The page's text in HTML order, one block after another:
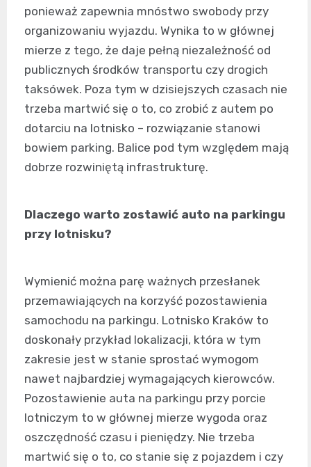
ponieważ zapewnia mnóstwo swobody przy
organizowaniu wyjazdu. Wynika to w głównej
mierze z tego, że daje pełną niezależność od
publicznych środków transportu czy drogich
taksówek. Poza tym w dzisiejszych czasach nie
trzeba martwić się o to, co zrobić z autem po
dotarciu na lotnisko – rozwiązanie stanowi
bowiem parking. Balice pod tym względem mają
dobrze rozwiniętą infrastrukturę.
Dlaczego warto zostawić auto na parkingu
przy lotnisku?
Wymienić można parę ważnych przesłanek
przemawiających na korzyść pozostawienia
samochodu na parkingu. Lotnisko Kraków to
doskonały przykład lokalizacji, która w tym
zakresie jest w stanie sprostać wymogom
nawet najbardziej wymagających kierowców.
Pozostawienie auta na parkingu przy porcie
lotniczym to w głównej mierze wygoda oraz
oszczędność czasu i pieniędzy. Nie trzeba
martwić się o to, co stanie się z pojazdem i czy